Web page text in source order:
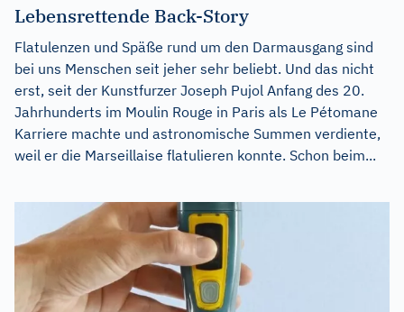
Lebensrettende Back-Story
Flatulenzen und Späße rund um den Darmausgang sind
bei uns Menschen seit jeher sehr beliebt. Und das nicht
erst, seit der Kunstfurzer Joseph Pujol Anfang des 20.
Jahrhunderts im Moulin Rouge in Paris als Le Pétomane
Karriere machte und astronomische Summen verdiente,
weil er die Marseillaise flatulieren konnte. Schon beim...